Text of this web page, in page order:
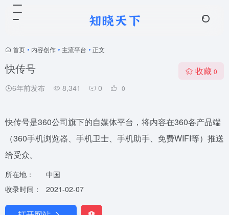
首页 • 内容创作 • 主流平台 • 正文
快传号
6年前发布 8,341 0 0
收藏 0
快传号是360公司旗下的自媒体平台，将内容在360各产品端
（360手机浏览器、手机卫士、手机助手、免费WIFI等）推送
给受众。
所在地：
中国
收录时间：
2021-02-07